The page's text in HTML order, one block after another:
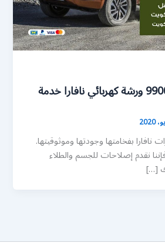
كراج نافارا 99007366 ورشة كهربائي نافارا خدمة
نافارا بفخامتها وجودتها وموثوقيتها.
نقدم إصلاحات للجسم والطلاء
[…]